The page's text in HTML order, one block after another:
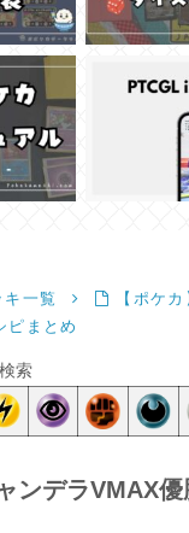
キ一覧
【ポケ
ピまとめ
索
ンデラVMAX